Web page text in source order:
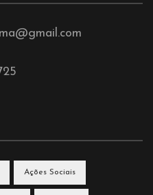
Ações Sociais